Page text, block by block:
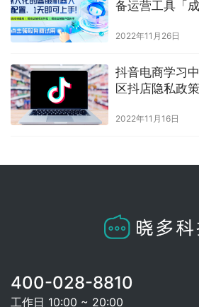
备运营工具「
2022年11月26日
抖音电商学习
区抖店隐私政
2022年11月16日
400-028-8810
工作日 10:00 ~ 20:00